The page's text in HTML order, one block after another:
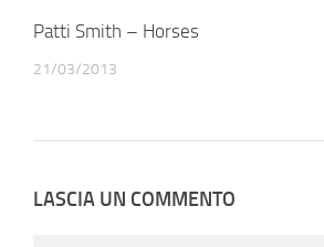
Patti Smith – Horses
21/03/2013
LASCIA UN COMMENTO